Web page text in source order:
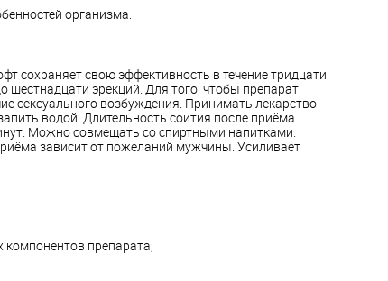
организма.
сохраняет свою эффективность в течение тридцати
шестнадцати эрекций. Для того, чтобы препарат
сексуального возбуждения. Принимать лекарство
водой. Длительность соития после приёма
Можно совмещать со спиртными напитками.
зависит от пожеланий мужчины. Усиливает
компонентов препарата;